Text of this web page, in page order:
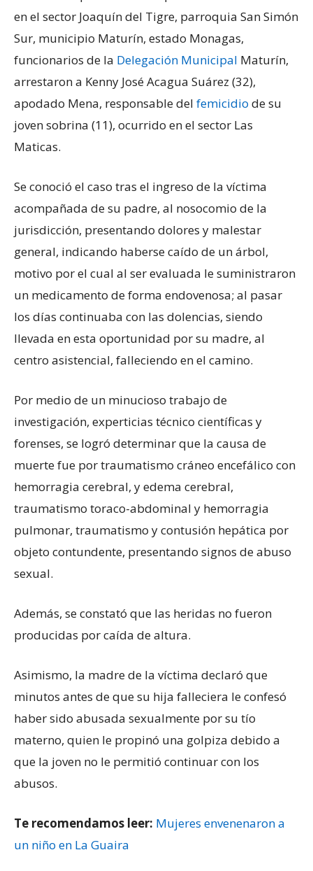
en el sector Joaquín del Tigre, parroquia San Simón
Sur, municipio Maturín, estado Monagas,
funcionarios de la Delegación Municipal Maturín,
arrestaron a Kenny José Acagua Suárez (32),
apodado Mena, responsable del femicidio de su
joven sobrina (11), ocurrido en el sector Las
Maticas.
Se conoció el caso tras el ingreso de la víctima
acompañada de su padre, al nosocomio de la
jurisdicción, presentando dolores y malestar
general, indicando haberse caído de un árbol,
motivo por el cual al ser evaluada le suministraron
un medicamento de forma endovenosa; al pasar
los días continuaba con las dolencias, siendo
llevada en esta oportunidad por su madre, al
centro asistencial, falleciendo en el camino.
Por medio de un minucioso trabajo de
investigación, experticias técnico científicas y
forenses, se logró determinar que la causa de
muerte fue por traumatismo cráneo encefálico con
hemorragia cerebral, y edema cerebral,
traumatismo toraco-abdominal y hemorragia
pulmonar, traumatismo y contusión hepática por
objeto contundente, presentando signos de abuso
sexual.
Además, se constató que las heridas no fueron
producidas por caída de altura.
Asimismo, la madre de la víctima declaró que
minutos antes de que su hija falleciera le confesó
haber sido abusada sexualmente por su tío
materno, quien le propinó una golpiza debido a
que la joven no le permitió continuar con los
abusos.
Te recomendamos leer: Mujeres envenenaron a
un niño en La Guaira